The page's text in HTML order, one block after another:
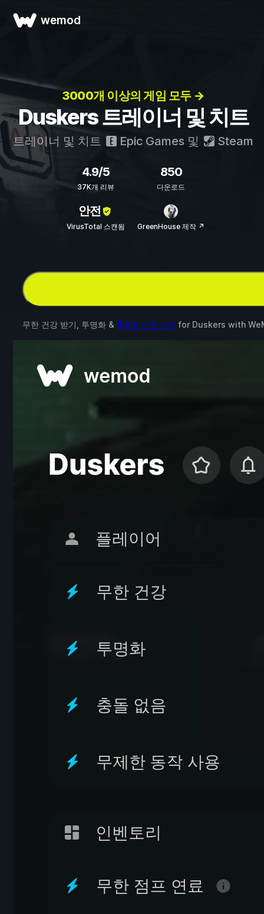
wemod
3000개 이상의 게임 모두 →
Duskers 트레이너 및 치트
트레이너 및 치트 Epic Games 및 Steam
4.9/5
37K개 리뷰
850
다운로드
안전
VirusTotal 스캔됨 GreenHouse 제작 ↗
무한 건강 받기, 투명화 & 8개의 다른 모드 for Duskers with